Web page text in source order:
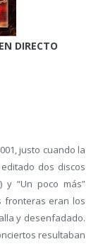
DIRECTO
justo cuando la
dos discos
y “Un poco más”
fronteras eran los
y desenfadado.
resultaban